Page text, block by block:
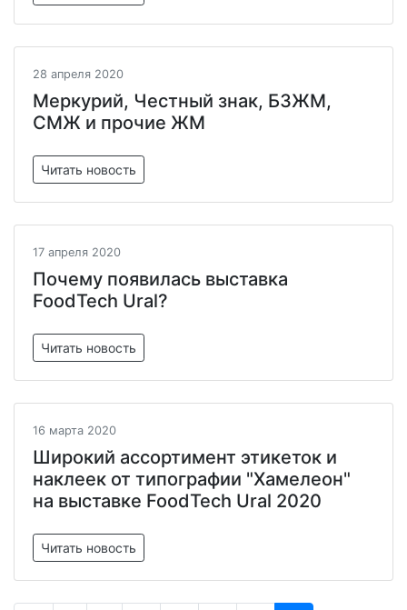
28 апреля 2020
Меркурий, Честный знак, БЗЖМ,
СМЖ и прочие ЖМ
Читать новость
17 апреля 2020
Почему появилась выставка
FoodTech Ural?
Читать новость
16 марта 2020
Широкий ассортимент этикеток и
наклеек от типографии "Хамелеон"
на выставке FoodTech Ural 2020
Читать новость